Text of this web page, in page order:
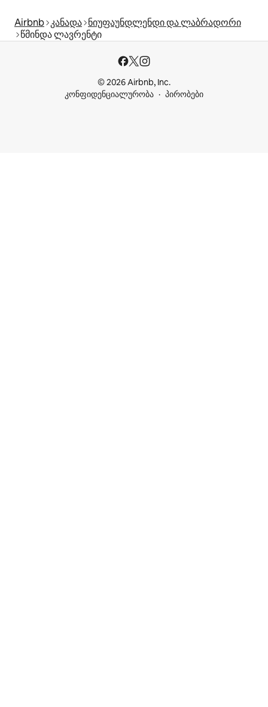
Airbnb კანადა ნიუფაუნდლენდი და ლაბრადორი
წმინდა ლავრენტი
© 2026 Airbnb, Inc.
კონფიდენციალურობა
პირობები